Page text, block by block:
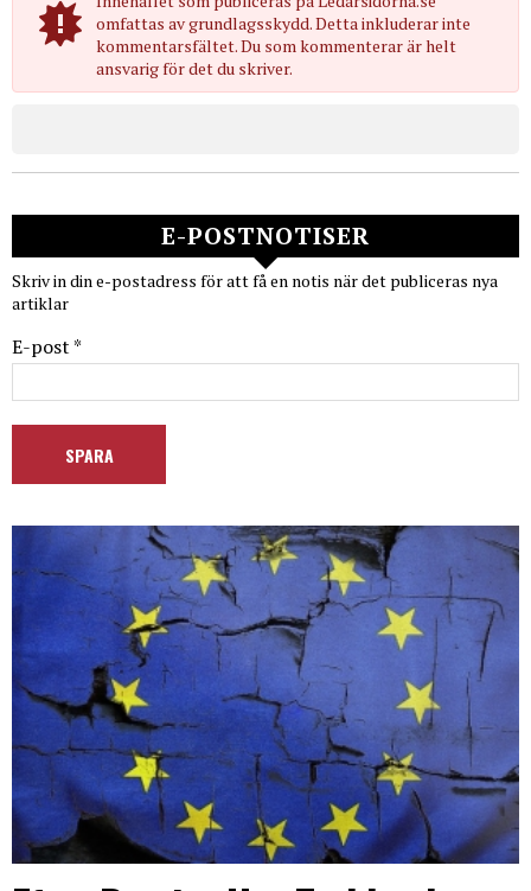
omfattas av grundlagsskydd. Detta inkluderar inte
kommentarsfältet. Du som kommenterar är helt
ansvarig för det du skriver.
E-POSTNOTISER
Skriv in din e-postadress för att få en notis när det publiceras nya
artiklar
E-post *